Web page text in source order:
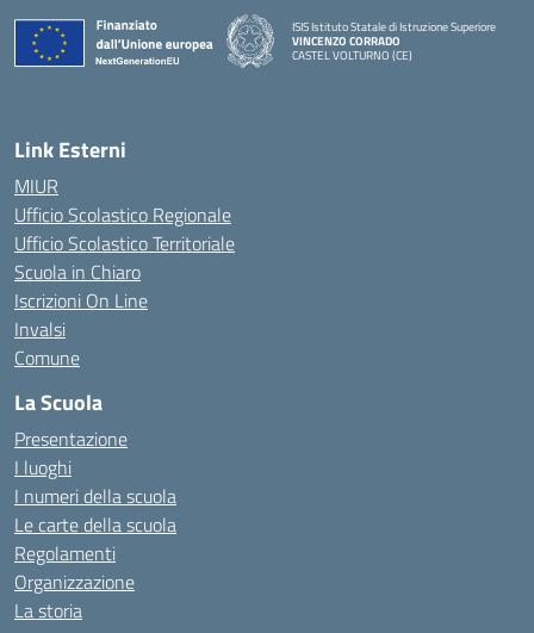
ISIS Istituto Statale di Istruzione Superiore
VINCENZO CORRADO
CASTEL VOLTURNO (CE)
Link Esterni
MIUR
Ufficio Scolastico Regionale
Ufficio Scolastico Territoriale
Scuola in Chiaro
Iscrizioni On Line
Invalsi
Comune
La Scuola
Presentazione
I luoghi
I numeri della scuola
Le carte della scuola
Regolamenti
Organizzazione
La storia